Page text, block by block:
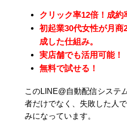
クリック率12倍！成約
初起業30代女性が月商
成した仕組み。
実店舗でも活用可能！
無料で試せる！
このLINE@自動配信システ
者だけでなく、失敗した人
みになっています。